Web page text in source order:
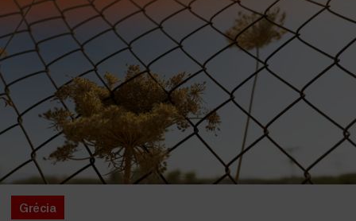
Grécia